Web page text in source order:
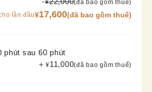
¥
(đã bao gồm thuế)
lần đầu¥17,600(đã bao gồm thuế)
phút sau 60 phút
＋ ¥11,000(đã bao gồm thuế)